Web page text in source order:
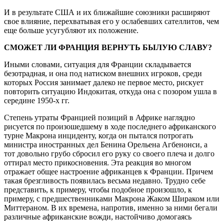
И в результате США и их ближайшие союзники расширяют
свое влияние, перехватывая его у ослабевших сателлитов, чем
еще больше усугубляют их положение.
СМОЖЕТ ЛИ ФРАНЦИЯ ВЕРНУТЬ БЫЛУЮ СЛАВУ?
Иными словами, ситуация для Франции складывается
безотрадная, и она под натиском внешних игроков, среди
которых Россия занимает далеко не первое место, рискует
повторить ситуацию Индокитая, откуда она с позором ушла в
середине 1950-х гг.
Степень утраты Францией позиций в Африке наглядно
рисуется по произошедшему в ходе последнего африканского
турне Макрона инциденту, когда он пытался потрогать
министра иностранных дел Бенина Орельена Агбенонси, а
тот довольно грубо сбросил его руку со своего плеча и долго
оттирал место прикосновения. Эта реакция во многом
отражает общее настроение африканцев к Франции. Причем
такая брезгливость появилась весьма недавно. Трудно себе
представить, к примеру, чтобы подобное произошло, к
примеру, с предшественниками Макрона Жаком Шираком или
Миттераном. В их времена, напротив, именно за ними бегали
различные африканские вожди, настойчиво домогаясь